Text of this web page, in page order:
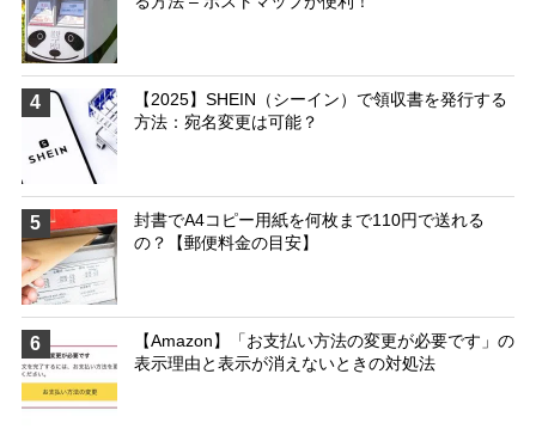
4
【2025】SHEIN（シーイン）で領収書を発行する
方法：宛名変更は可能？
5
封書でA4コピー用紙を何枚まで110円で送れる
の？【郵便料金の目安】
6
【Amazon】「お支払い方法の変更が必要です」の
表示理由と表示が消えないときの対処法